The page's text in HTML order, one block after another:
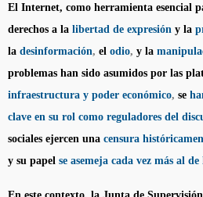
El Internet, como herramienta esencial
derechos a la libertad de expresión y la
la desinformación, el odio, y la
problemas han sido asumidos por las
infraestructura y poder económico, se
clave en su rol como reguladores del
sociales ejercen una censura
y su papel se asemeja cada vez más al de